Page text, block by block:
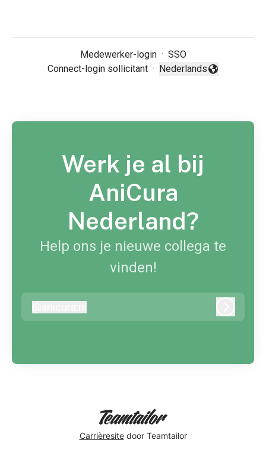
Medewerker-login · SSO
Connect-login sollicitant ·
Taal wijzigen
Nederlands
Werk je al bij
AniCura
Nederland?
Help ons je nieuwe collega te
vinden!
anicura.nl
Carrièresitedoor Teamtailor